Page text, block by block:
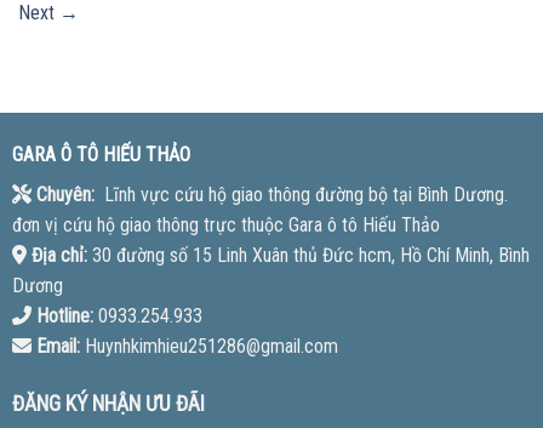
Next →
GARA Ô TÔ HIẾU THẢO
Chuyên:Lĩnh vực cứu hộ giao thông đường bộ tại Bình Dương.
đơn vị cứu hộ giao thông trực thuộc Gara ô tô Hiếu Thảo
Địa chỉ:30 đường số 15 Linh Xuân thủ Đức hcm, Hồ Chí Minh, Bình
Dương
Hotline:0933.254.933
Email:Huynhkimhieu251286@gmail.com
ĐĂNG KÝ NHẬN ƯU ĐÃI